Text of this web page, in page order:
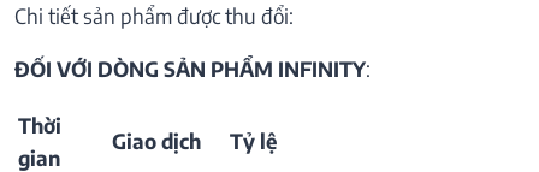
Chi tiết sản phẩm được thu đổi:
ĐỐI VỚI DÒNG SẢN PHẨM INFINITY:
Thời
gian
Giao dịch Tỷ lệ